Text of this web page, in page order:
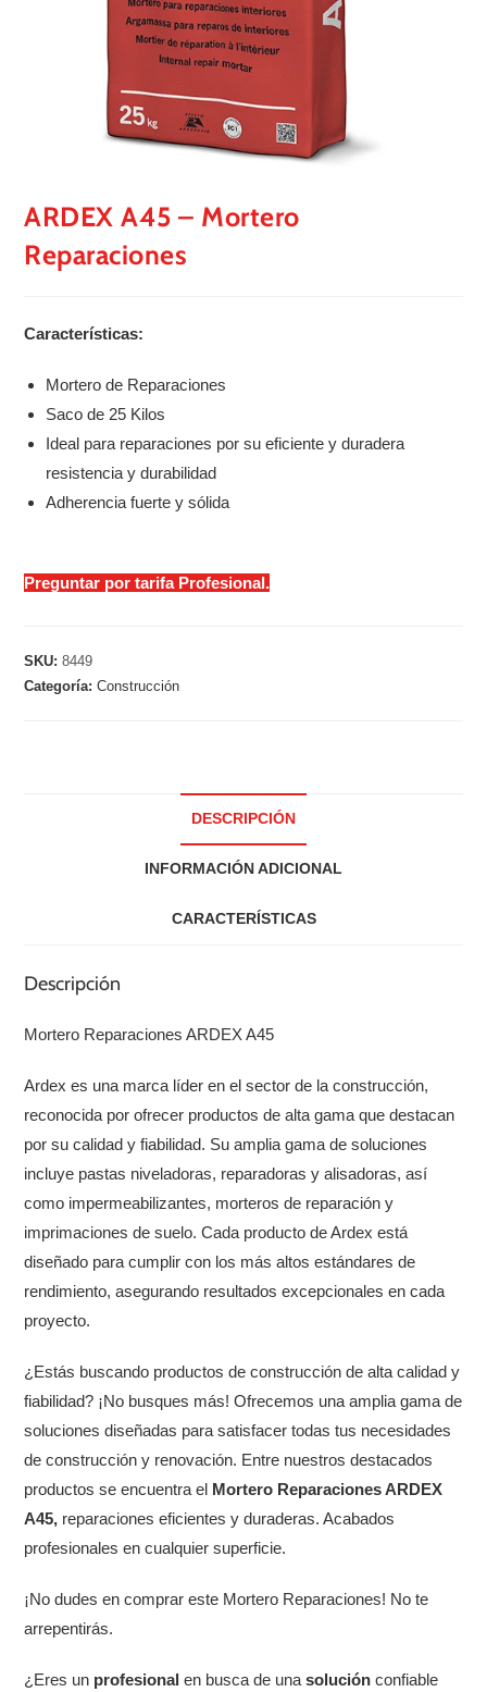
ARDEX A45 – Mortero
Reparaciones
Características:
Mortero de Reparaciones
Saco de 25 Kilos
Ideal para reparaciones por su eficiente y duradera
resistencia y durabilidad
Adherencia fuerte y sólida
Preguntar por tarifa Profesional.
SKU:8449
Categoría:Construcción
DESCRIPCIÓN
INFORMACIÓN ADICIONAL
CARACTERÍSTICAS
Descripción
Mortero Reparaciones ARDEX A45
Ardex es una marca líder en el sector de la construcción,
reconocida por ofrecer productos de alta gama que destacan
por su calidad y fiabilidad. Su amplia gama de soluciones
incluye pastas niveladoras, reparadoras y alisadoras, así
como impermeabilizantes, morteros de reparación y
imprimaciones de suelo. Cada producto de Ardex está
diseñado para cumplir con los más altos estándares de
rendimiento, asegurando resultados excepcionales en cada
proyecto.
¿Estás buscando productos de construcción de alta calidad y
fiabilidad? ¡No busques más! Ofrecemos una amplia gama de
soluciones diseñadas para satisfacer todas tus necesidades
de construcción y renovación. Entre nuestros destacados
productos se encuentra el Mortero Reparaciones ARDEX
A45, reparaciones eficientes y duraderas. Acabados
profesionales en cualquier superficie.
¡No dudes en comprar este Mortero Reparaciones! No te
arrepentirás.
¿Eres un profesional en busca de unasolución confiable